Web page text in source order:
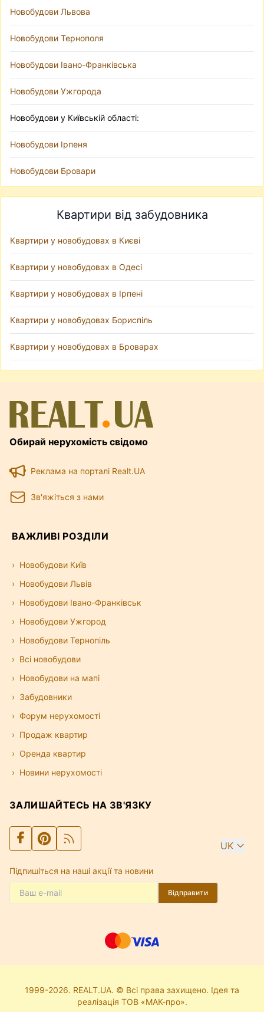
Новобудови Львова
Новобудови Тернополя
Новобудови Івано-Франківська
Новобудови Ужгорода
Новобудови у Київській області:
Новобудови Ірпеня
Новобудови Бровари
Квартири від забудовника
Квартири у новобудовах в Києві
Квартири у новобудовах в Одесі
Квартири у новобудовах в Ірпені
Квартири у новобудовах Бориспіль
Квартири у новобудовах в Броварах
Обирай нерухомість свідомо
Реклама на порталі Realt.UA
Зв'яжіться з нами
ВАЖЛИВІ РОЗДІЛИ
Новобудови Київ
Новобудови Львів
Новобудови Івано-Франківськ
Новобудови Ужгород
Новобудови Тернопіль
Всі новобудови
Новобудови на мапі
Забудовники
Форум нерухомості
Продаж квартир
Оренда квартир
Новини нерухомості
ЗАЛИШАЙТЕСЬ НА ЗВ'ЯЗКУ
UK
Підпишіться на наші акції та новини
Відправити
1999-2026. REALT.UA. © Всі права захищено. Ідея та
реалізація ТОВ «МАК-про».